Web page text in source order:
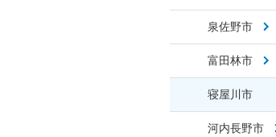
泉佐野市
富田林市
寝屋川市
河内長野市